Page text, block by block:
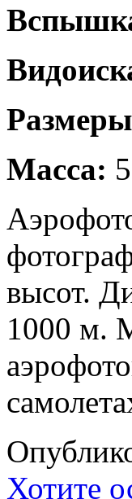
Масса:
высот.
1000 м.
Хотите